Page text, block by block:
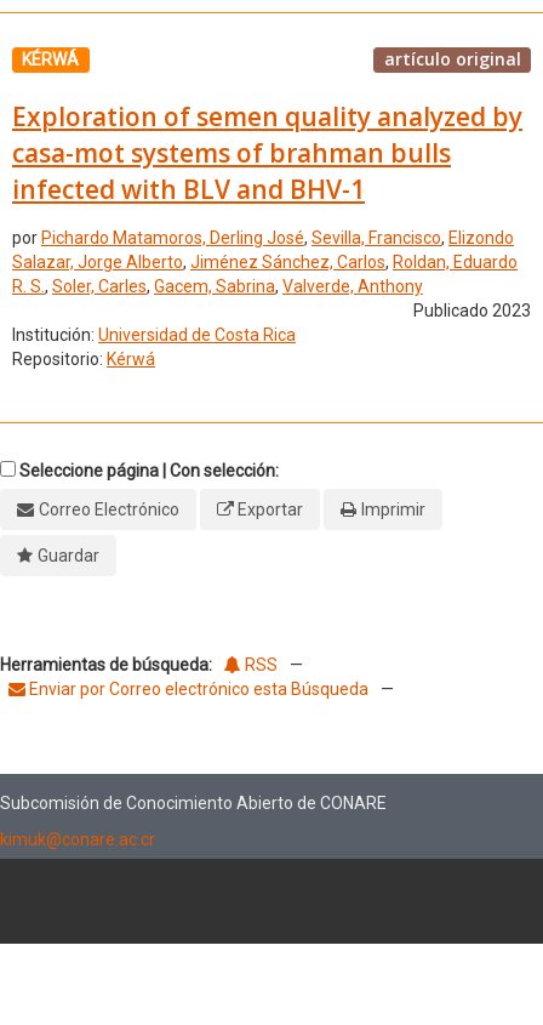
KÉRWÁ artículo original
Exploration of semen quality analyzed by
casa-mot systems of brahman bulls
infected with BLV and BHV-1
por Pichardo Matamoros, Derling José, Sevilla, Francisco, Elizondo
Salazar, Jorge Alberto, Jiménez Sánchez, Carlos, Roldan, Eduardo
R. S., Soler, Carles, Gacem, Sabrina, Valverde, Anthony
Publicado 2023
Institución: Universidad de Costa Rica
Repositorio: Kérwá
Seleccione página | Con selección:
Correo Electrónico
Exportar Imprimir
Guardar
Herramientas de búsqueda: RSS
—
Enviar por Correo electrónico esta Búsqueda
—
Subcomisión de Conocimiento Abierto de CONARE
kimuk@conare.ac.cr